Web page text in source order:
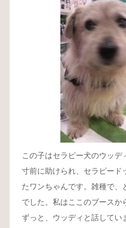
この子はセラピー犬のウッデ
寸前に助けられ、セラピード
たワンちゃんです。雑種で、
でした。私はここのブースか
ずっと、ウッディと話してい